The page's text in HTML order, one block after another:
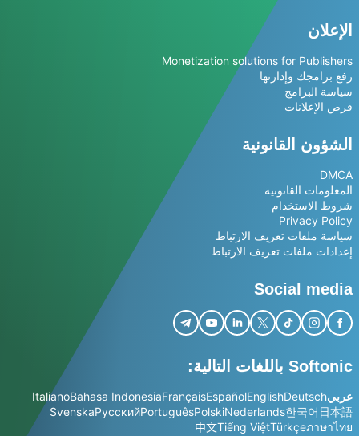
الإعلان
Monetization solutions for Publishers
رفع برامجك وإدارتها
سياسة البرامج
فرص الإعلانات
الشؤون القانونية
DMCA
المعلومات القانونية
شروط الاستخدام
Privacy Policy
سياسة ملفات تعريف الارتباط
إعدادات ملفات تعريف الارتباط
Social media
Softonic باللغات التالية:
عربيDeutsch
English
Español
Français
Bahasa Indonesia
Italiano
日本語
한국어
Nederlands
Polski
Português
Русский
Svenska
ภาษาไทย
Türkçe
Tiếng Việt
中文